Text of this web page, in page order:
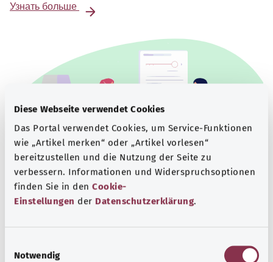
Diese Webseite verwendet Cookies
Das Portal verwendet Cookies, um Service-Funktionen
wie „Artikel merken“ oder „Artikel vorlesen“
bereitzustellen und die Nutzung der Seite zu
verbessern. Informationen und Widerspruchsoptionen
finden Sie in den Cookie-
Einstellungen der Datenschutzerklärung.
Notwendig
Узнать больше
Beratung und Hilfe
Eine Auswahl verschiedener Beratungs- und
Gesundheitsthemen.